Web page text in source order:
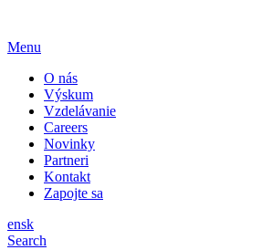
Menu
O nás
Výskum
Vzdelávanie
Careers
Novinky
Partneri
Kontakt
Zapojte sa
ensk
Search